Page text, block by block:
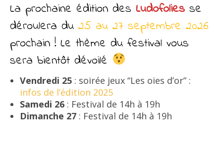
La prochaine édition des Ludofolies se
déroulera du 25 au 27 septembre 2026
prochain ! Le thème du festival vous
sera bientôt dévoilé
Vendredi 25 : soirée jeux “Les oies d’or” :
infos de l’édition 2025
Samedi 26 : Festival de 14h à 19h
Dimanche 27 : Festival de 14h à 19h